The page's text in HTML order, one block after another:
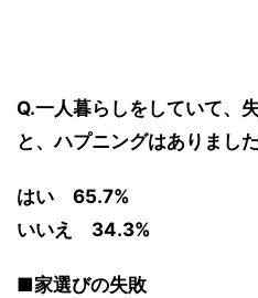
Q.一人暮らしをしていて、
と、ハプニングはありまし
はい 65.7%
いいえ 34.3%
■家選びの失敗